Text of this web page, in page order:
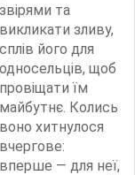
звірями та
викликати зливу,
сплів його для
односельців, щоб
провіщати їм
майбутнє. Колись
воно хитнулося
вчергове:
вперше — для неї,